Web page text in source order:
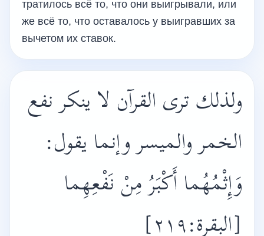
тратилось всё то, что они выигрывали, или
же всё то, что оставалось у выигравших за
вычетом их ставок.
ولذلك ترى القرآن لا ينكر نفع
الخمر والميسر وإنما يقول:
وَإِثْمُهُما أَكْبَرُ مِنْ نَفْعِهِما
[البقرة:٢١٩]